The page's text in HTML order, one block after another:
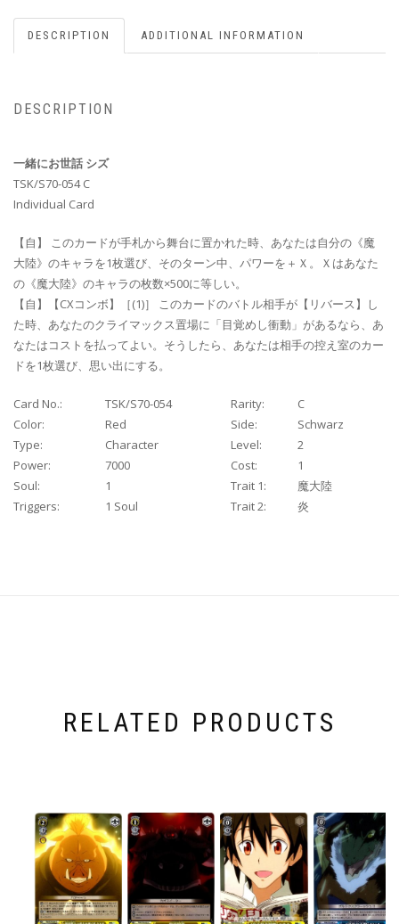
DESCRIPTION ADDITIONAL INFORMATION
DESCRIPTION
一緒にお世話 シズ
TSK/S70-054 C
Individual Card
【自】 このカードが手札から舞台に置かれた時、あなたは自分の《魔
大陸》のキャラを1枚選び、そのターン中、パワーを＋Ｘ。Ｘはあなた
の《魔大陸》のキャラの枚数×500に等しい。
【自】【CXコンボ】［(1)］ このカードのバトル相手が【リバース】し
た時、あなたのクライマックス置場に「目覚めし衝動」があるなら、あ
なたはコストを払ってよい。そうしたら、あなたは相手の控え室のカー
ドを1枚選び、思い出にする。
Card No.: TSK/S70-054 Rarity:
C
Color:
Red Side:
Schwarz
Type:
Character Level:
2
Power:
7000 Cost:
1
Soul:
1 Trait 1:
魔大陸
Triggers:
1 Soul Trait 2: 炎
RELATED PRODUCTS